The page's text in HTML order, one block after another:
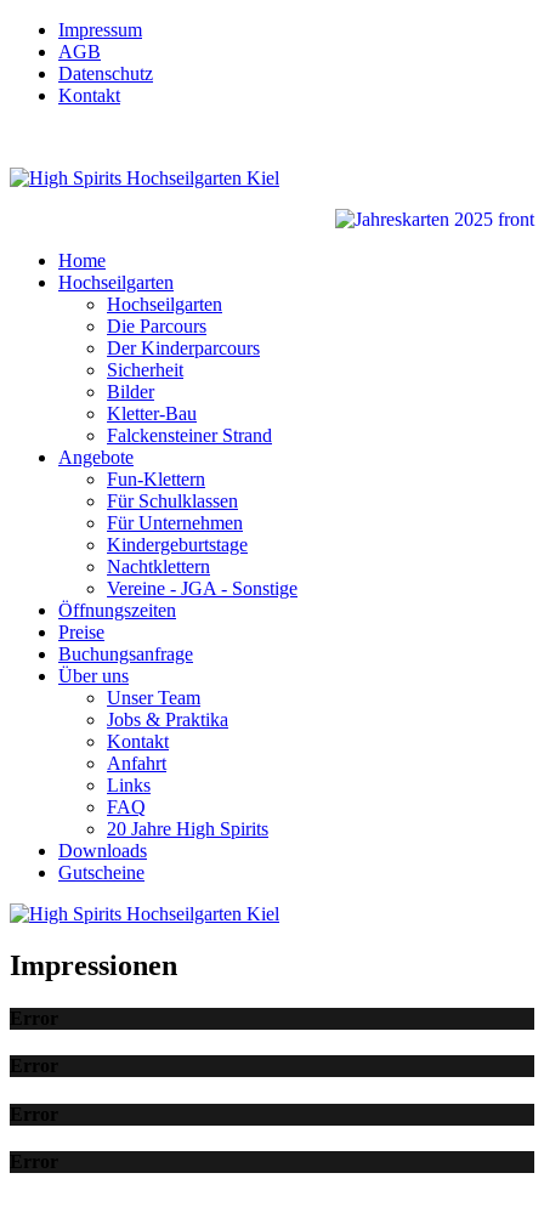
Impressum
AGB
Datenschutz
Kontakt
Home
Hochseilgarten
Hochseilgarten
Die Parcours
Der Kinderparcours
Sicherheit
Bilder
Kletter-Bau
Falckensteiner Strand
Angebote
Fun-Klettern
Für Schulklassen
Für Unternehmen
Kindergeburtstage
Nachtklettern
Vereine - JGA - Sonstige
Öffnungszeiten
Preise
Buchungsanfrage
Über uns
Unser Team
Jobs & Praktika
Kontakt
Anfahrt
Links
FAQ
20 Jahre High Spirits
Downloads
Gutscheine
Impressionen
Error
Error
Error
Error